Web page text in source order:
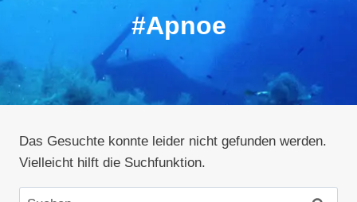
#Apnoe
Das Gesuchte konnte leider nicht gefunden werden.
Vielleicht hilft die Suchfunktion.
Suchen